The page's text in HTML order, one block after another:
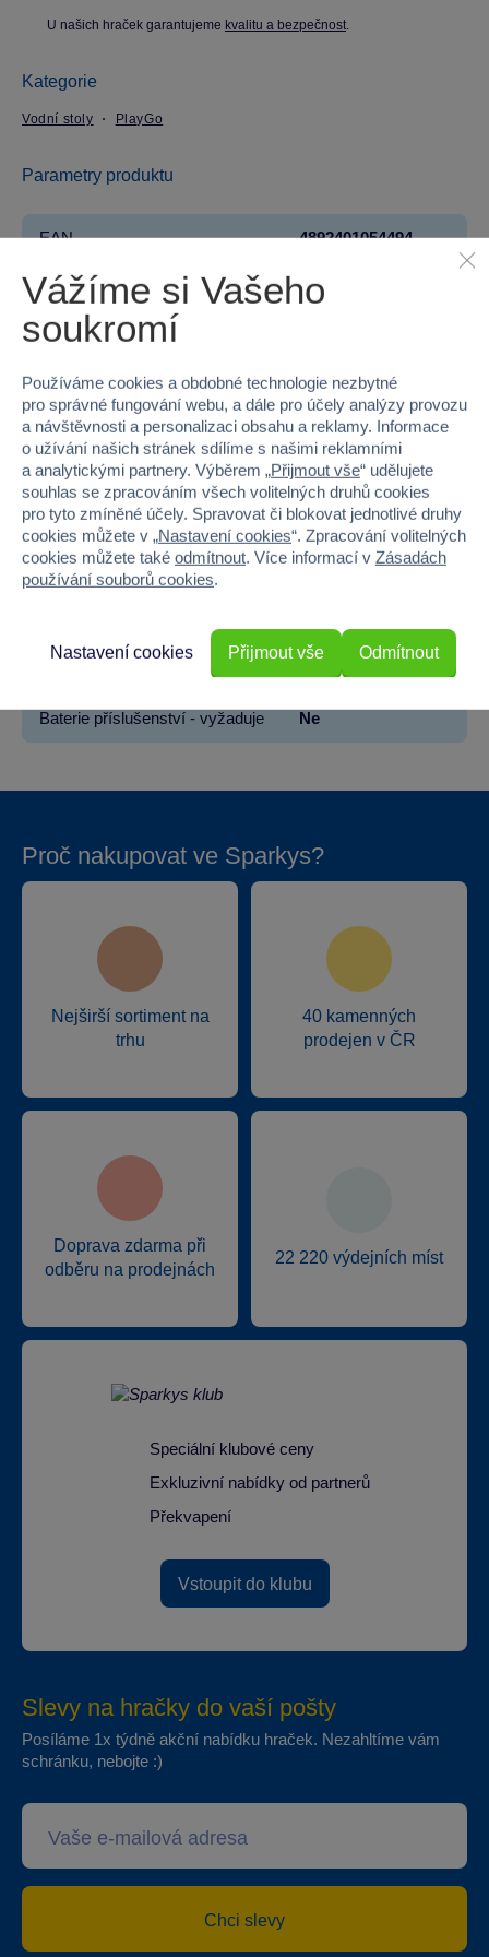
U našich hraček garantujeme kvalitu a bezpečnost.
Kategorie
Vodní stoly PlayGo
Parametry produktu
EAN 4892401054494
Kód produktu 49P-5449
Značka
Věk od 18 měsíců
Pohlaví HOLKA, KLUK
Materiál PLAST
Šířka 54
Výška
Baterie příslušenství - vyžaduje Ne
Proč nakupovat ve Sparkys?
Nejširší sortiment na
trhu
40 kamenných
prodejen v ČR
Doprava zdarma při
odběru na prodejnách
22 220 výdejních míst
Speciální klubové ceny
Exkluzivní nabídky od partnerů
Překvapení
Vstoupit do klubu
Slevy na hračky do vaší pošty
Posíláme 1x týdně akční nabídku hraček. Nezahltíme vám
schránku, nebojte :)
Chci slevy
Vážíme si Vašeho
soukromí
Používáme cookies a obdobné technologie nezbytné
pro správné fungování webu, a dále pro účely analýzy provozu
a návštěvnosti a personalizaci obsahu a reklamy. Informace
o užívání našich stránek sdílíme s našimi reklamními
a analytickými partnery. Výběrem „Přijmout vše“ udělujete
souhlas se zpracováním všech volitelných druhů cookies
pro tyto zmíněné účely. Spravovat či blokovat jednotlivé druhy
cookies můžete v „Nastavení cookies“. Zpracování volitelných
cookies můžete také odmítnout. Více informací v Zásadách
používání souborů cookies.
Odmítnout
Nastavení cookies Přijmout vše